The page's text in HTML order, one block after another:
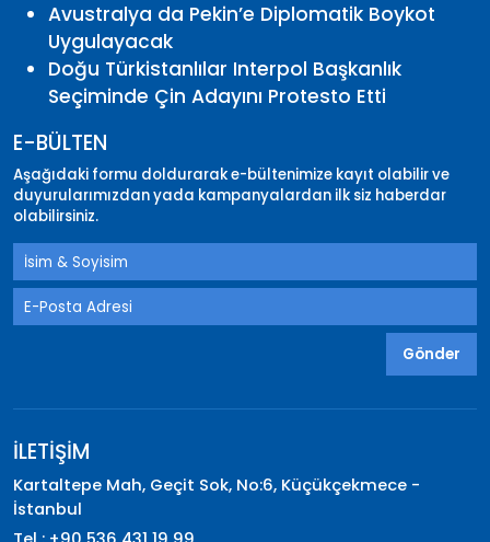
Avustralya da Pekin’e Diplomatik Boykot
Uygulayacak
Doğu Türkistanlılar Interpol Başkanlık
Seçiminde Çin Adayını Protesto Etti
E-BÜLTEN
Aşağıdaki formu doldurarak e-bültenimize kayıt olabilir ve
duyurularımızdan yada kampanyalardan ilk siz haberdar
olabilirsiniz.
Gönder
İLETİŞİM
Kartaltepe Mah, Geçit Sok, No:6, Küçükçekmece -
İstanbul